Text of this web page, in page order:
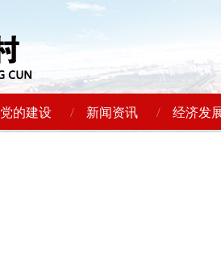
党的建设 / 新闻资讯 / 经济发